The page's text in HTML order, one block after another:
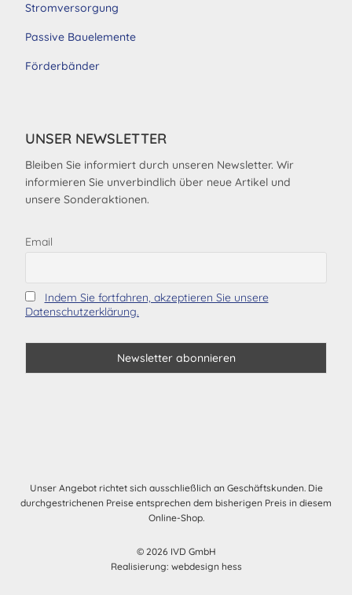
Stromversorgung
Passive Bauelemente
Förderbänder
UNSER NEWSLETTER
Bleiben Sie informiert durch unseren Newsletter. Wir
informieren Sie unverbindlich über neue Artikel und
unsere Sonderaktionen.
Email
Indem Sie fortfahren, akzeptieren Sie unsere
Datenschutzerklärung.
Unser Angebot richtet sich ausschließlich an Geschäftskunden. Die
durchgestrichenen Preise entsprechen dem bisherigen Preis in diesem
Online-Shop.
© 2026 IVD GmbH
Realisierung: webdesign hess